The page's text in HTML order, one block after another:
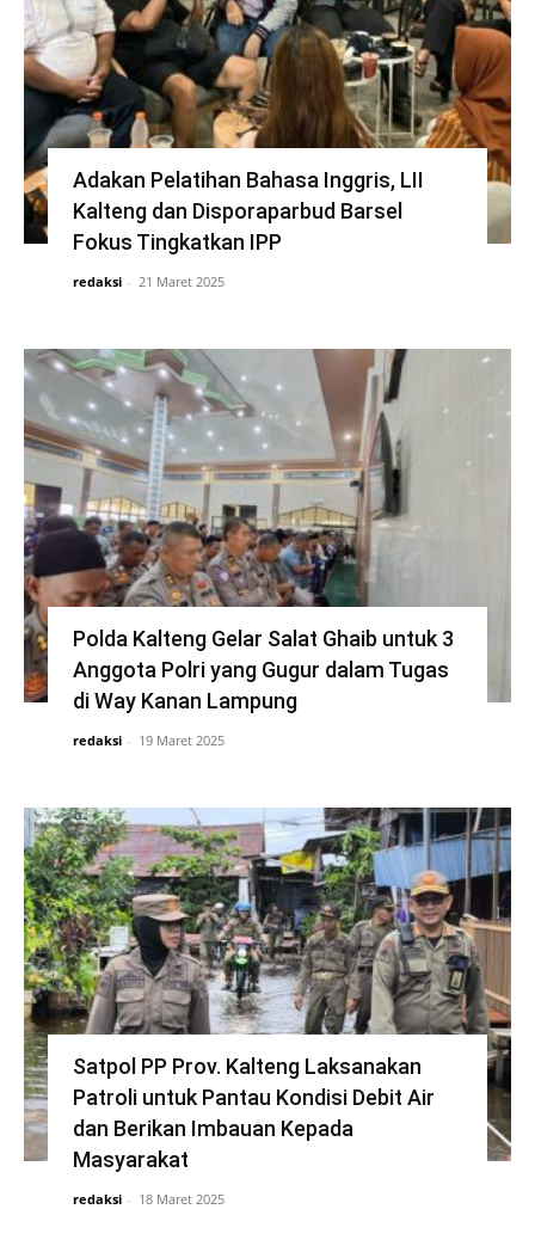
Adakan Pelatihan Bahasa Inggris, LII
Kalteng dan Disporaparbud Barsel
Fokus Tingkatkan IPP
redaksi - 21 Maret 2025
Polda Kalteng Gelar Salat Ghaib untuk 3
Anggota Polri yang Gugur dalam Tugas
di Way Kanan Lampung
redaksi - 19 Maret 2025
Satpol PP Prov. Kalteng Laksanakan
Patroli untuk Pantau Kondisi Debit Air
dan Berikan Imbauan Kepada
Masyarakat
redaksi - 18 Maret 2025